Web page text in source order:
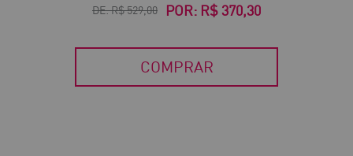
DE:R$ 529,00 POR: R$ 370,30
COMPRAR